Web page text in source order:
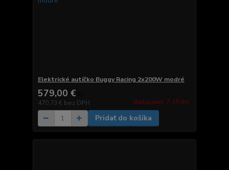
Elektrické autíčko Buggy Racing 2x200W modré
579,00 €
470,73 € bez DPH dostupnosť: 7-15 dní
Pridať do košíka